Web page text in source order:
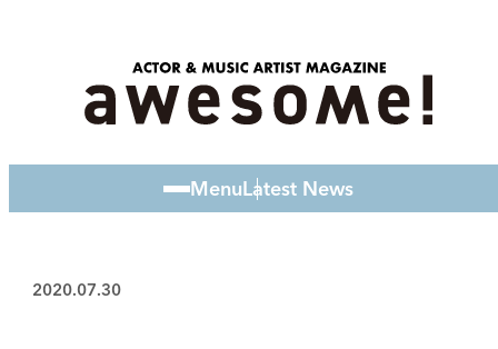
MenuLatest News
2020.07.30